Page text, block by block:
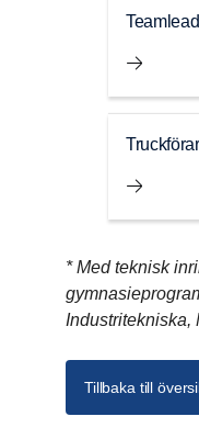
* Med teknisk
Industritekniska,
Tillbaka till